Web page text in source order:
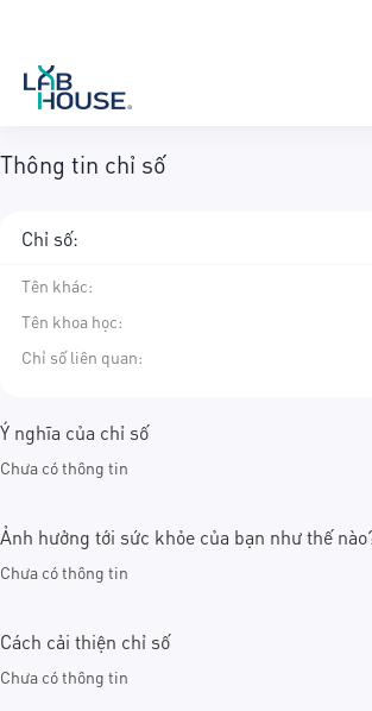
Thông tin chỉ số
Chỉ số:
Tên khác:
Tên khoa học:
Chỉ số liên quan:
Ý nghĩa của chỉ số
Chưa có thông tin
Ảnh hưởng tới sức khỏe của bạn như thế
Chưa có thông tin
Cách cải thiện chỉ số
Chưa có thông tin